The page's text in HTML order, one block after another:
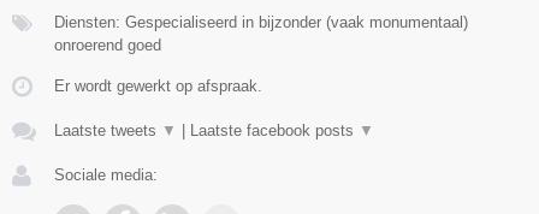
Diensten: Gespecialiseerd in bijzonder (vaak monumentaal)
onroerend goed
Er wordt gewerkt op afspraak.
Laatste tweets ▼ | Laatste facebook posts ▼
Sociale media: